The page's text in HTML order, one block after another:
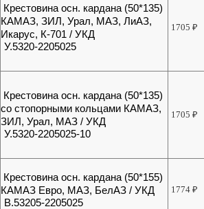
Крестовина осн. кардана (50*135)
КАМАЗ, ЗИЛ, Урал, МАЗ, ЛиАЗ,
Икарус, К-701 / УКД
У.5320-2205025
1705₽
Крестовина осн. кардана (50*135)
со стопорными кольцами КАМАЗ,
ЗИЛ, Урал, МАЗ / УКД
У.5320-2205025-10
1705₽
Крестовина осн. кардана (50*155)
КАМАЗ Евро, МАЗ, БелАЗ / УКД
В.53205-2205025
1774₽